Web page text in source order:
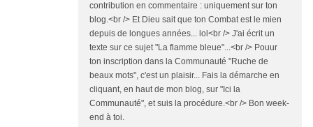
contribution en commentaire : uniquement sur ton
blog.<br /> Et Dieu sait que ton Combat est le mien
depuis de longues années... lol<br /> J'ai écrit un
texte sur ce sujet "La flamme bleue"...<br /> Pouur
ton inscription dans la Communauté "Ruche de
beaux mots", c'est un plaisir... Fais la démarche en
cliquant, en haut de mon blog, sur "Ici la
Communauté", et suis la procédure.<br /> Bon week-
end à toi.